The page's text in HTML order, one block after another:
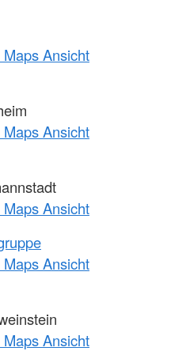
Ansicht
Ansicht
Ansicht
Ansicht
Ansicht